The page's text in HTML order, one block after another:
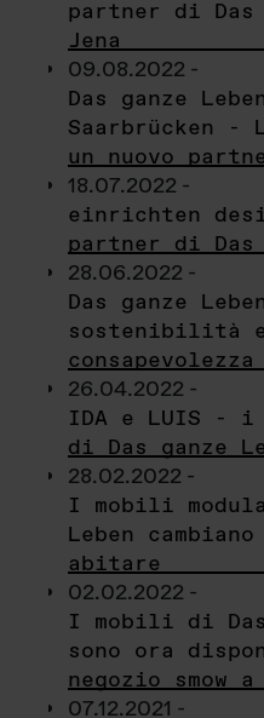
partner di Das
Jena
09.08.2022 -
Das ganze
Saarbrücken -
un nuovo
18.07.2022 -
einrichten
partner di Das
28.06.2022 -
Das ganze
sostenibilità
26.04.2022 -
IDA e LUIS - i
di Das ganze
28.02.2022 -
I mobili
Leben
abitare
02.02.2022 -
I mobili di Das
sono ora
negozio smow a
07.12.2021 -